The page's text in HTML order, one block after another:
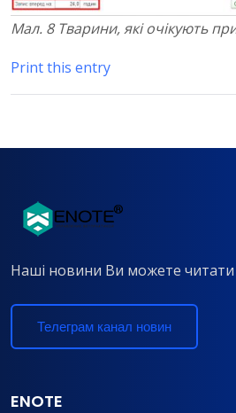
Мал. 8 Тварини, які очікують
Print this entry
Наші новини Ви можете читати
Телеграм канал новин
ENOTE